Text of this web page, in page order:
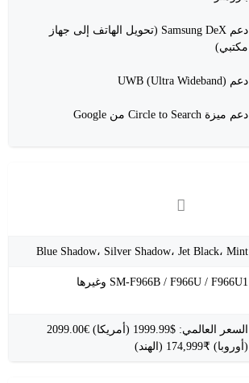
دعم Samsung DeX (تحويل الهاتف إلى جهاز
مكتبي)
دعم UWB (Ultra Wideband)
دعم ميزة Circle to Search من Google
Blue Shadow، Silver Shadow، Jet Black، Mint
SM-F966B / F966U / F966U1 وغيرها
السعر العالمي: $1999.99 (أمريكا) €2099.00
(أوروبا) ₹174,999 (الهند)